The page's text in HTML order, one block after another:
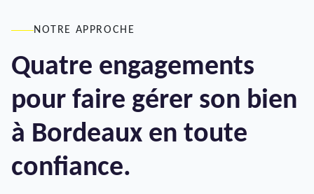
NOTRE APPROCHE
Quatre engagements
pour faire gérer son bien
à Bordeaux en toute
confiance.